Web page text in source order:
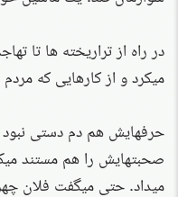
در راه از تراریخته ها تا
میکرد و از کارهایی که
حرفهایش هم دم دستی نبود
صحبتهایش را هم مستند
میداد. حتی میگفت فلان